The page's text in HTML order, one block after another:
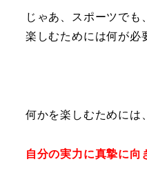
じゃあ、スポーツでも
楽しむためには何が必
何かを楽しむためには、
自分の実力に真摯に向